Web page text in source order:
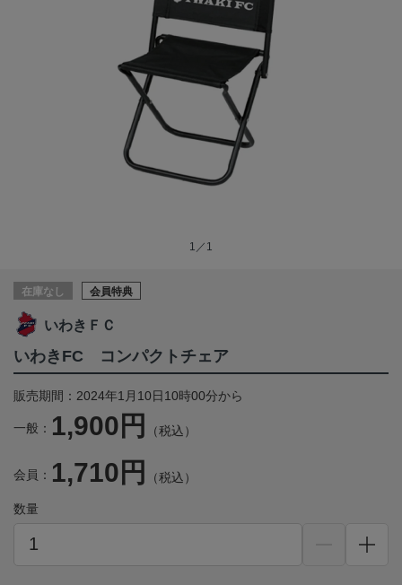
1／1
在庫なし 会員特典
いわきＦＣ
いわきFC コンパクトチェア
販売期間：2024年1月10日10時00分から
一般： 1,900円 （税込）
会員： 1,710円 （税込）
数量